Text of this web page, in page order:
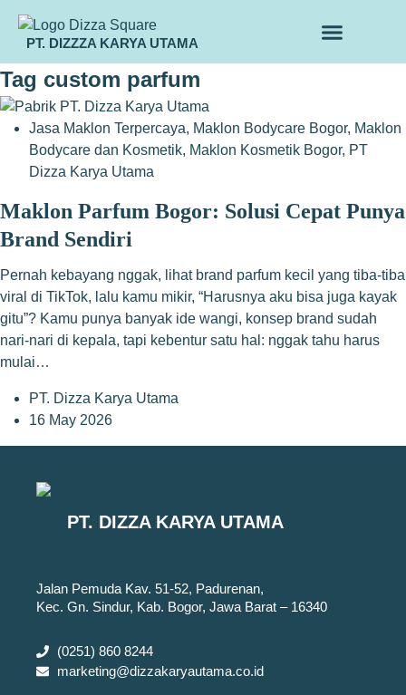
PT. DIZZZA KARYA UTAMA
Tag custom parfum
Jasa Maklon Terpercaya, Maklon Bodycare Bogor, Maklon
Bodycare dan Kosmetik, Maklon Kosmetik Bogor, PT
Dizza Karya Utama
Maklon Parfum Bogor: Solusi Cepat Punya
Brand Sendiri
Pernah kebayang nggak, lihat brand parfum kecil yang tiba-tiba
viral di TikTok, lalu kamu mikir, “Harusnya aku bisa juga kayak
gitu”? Kamu punya banyak ide wangi, konsep brand sudah
nari-nari di kepala, tapi kebentur satu hal: nggak tahu harus
mulai…
PT. Dizza Karya Utama
16 May 2026
PT. DIZZA KARYA UTAMA
Jalan Pemuda Kav. 51-52, Padurenan,
Kec. Gn. Sindur, Kab. Bogor, Jawa Barat – 16340
(0251) 860 8244
marketing@dizzakaryautama.co.id